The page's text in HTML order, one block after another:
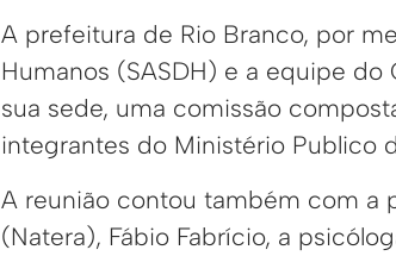
A prefeitura de Rio Branco, por
Humanos (SASDH) e a equipe
sua sede, uma comissão
integrantes do Ministério Publico
A reunião contou também com a
(Natera), Fábio Fabrício, a